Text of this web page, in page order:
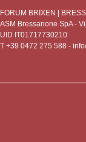
FORUM BRIXEN |
ASM Bressanone SpA -
UID IT01717730210
T +39 0472 275 588 -